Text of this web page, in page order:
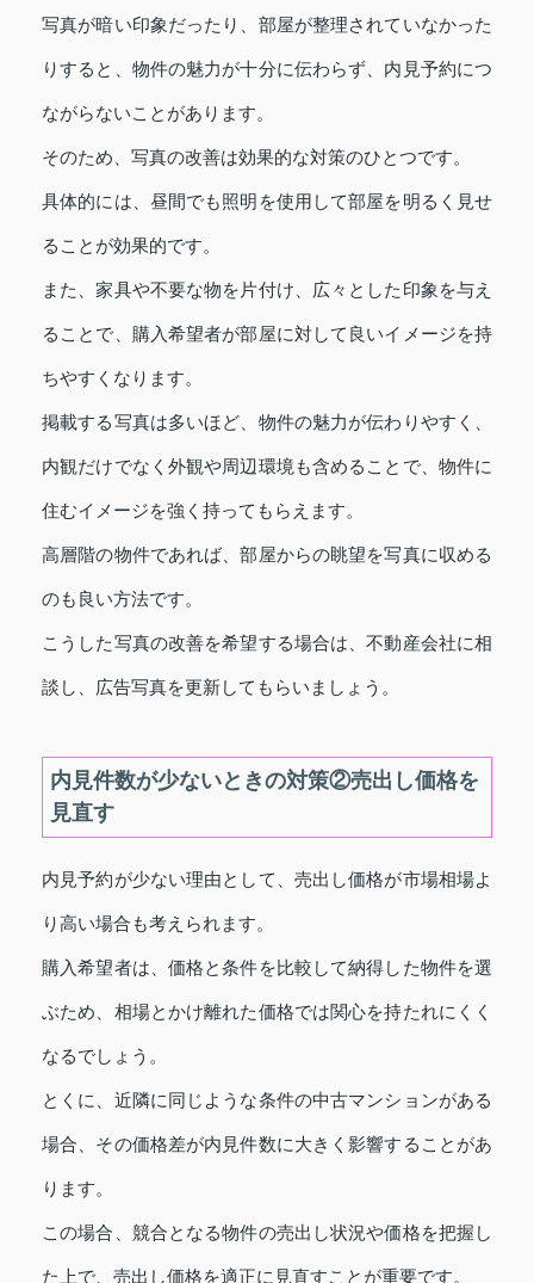
写真が暗い印象だったり、部屋が整理されていなかった
りすると、物件の魅力が十分に伝わらず、内見予約につ
ながらないことがあります。
そのため、写真の改善は効果的な対策のひとつです。
具体的には、昼間でも照明を使用して部屋を明るく見せ
ることが効果的です。
また、家具や不要な物を片付け、広々とした印象を与え
ることで、購入希望者が部屋に対して良いイメージを持
ちやすくなります。
掲載する写真は多いほど、物件の魅力が伝わりやすく、
内観だけでなく外観や周辺環境も含めることで、物件に
住むイメージを強く持ってもらえます。
高層階の物件であれば、部屋からの眺望を写真に収める
のも良い方法です。
こうした写真の改善を希望する場合は、不動産会社に相
談し、広告写真を更新してもらいましょう。
内見件数が少ないときの対策②売出し価格を
見直す
内見予約が少ない理由として、売出し価格が市場相場よ
り高い場合も考えられます。
購入希望者は、価格と条件を比較して納得した物件を選
ぶため、相場とかけ離れた価格では関心を持たれにくく
なるでしょう。
とくに、近隣に同じような条件の中古マンションがある
場合、その価格差が内見件数に大きく影響することがあ
ります。
この場合、競合となる物件の売出し状況や価格を把握し
た上で、売出し価格を適正に見直すことが重要です。